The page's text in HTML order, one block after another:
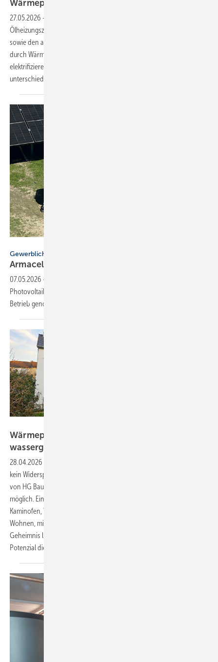
Wärmepumpentechni k
27.05.2026 -
Ölheizungszentrale, die das Verwaltungsgebäude aus dem Jahr 1928
sowie den angrenzenden Fertigungsneubau von 2010 versorgte,
durch Wärmepumpen. Ziel war, die Wärmeversorgung vollständig zu
elektrifizieren und die Hoch- und Nieder­temperaturkreise der
unterschiedlichen Gebäudebereiche zu
Gewerblicher Eigenverbrauch
Armacell nimmt große PV-Anlage in
07.05.2026 -
Photovoltaikanlage mit einer Leistung von knapp einem Megawatt in
Betrieb genommen.
Wärmepumpe mit Solaranlage und
wassergeführtem
28.04.2026
kein Widerspruch sein, wie ­Hans-­Georg Baunach, Geschäftsführer
von HG Baunach, erläutert: Die richtige Kombination macht beides
möglich. Ein clever geplanter Mix aus einem wassergeführten
Kaminofen, Wärmepumpe und Solaranlage sorgt für behagliches
Wohnen, minimale Emissionen und geringe Betriebskosten. Das
Geheimnis liegt in einer intelligenten Systemplanung, die das volle
Potenzial dieser Hybridlösung